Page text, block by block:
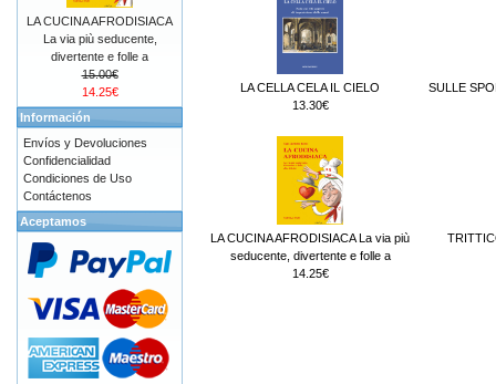
LA CELLA CELA IL CIELO
13.30€
SULLE
LA CUCINA AFRODISIACA La via più
seducente, divertente e folle a
14.25€
LA CUCINA AFRODISIACA
La via più seducente,
divertente e folle a
15.00€
14.25€
Información
Envíos y Devoluciones
Confidencialidad
Condiciones de Uso
Contáctenos
Aceptamos